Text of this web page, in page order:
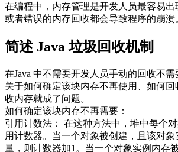
在编程中，内存管理是开发人员最容易
或者错误的内存回收都会导致程序的崩溃
简述 Java 垃圾回收机制
在Java 中不需要开发人员手动的回收不
关于如何确定该块内存不再使用、如何回
收内存就成了问题。
如何确定该块内存不再需要：
引用计数法： 在这种方法中，堆中每个对
用计数器。当一个对象被创建，且该对
量，则计数器加1。当一个对象实例内存